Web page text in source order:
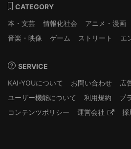
CATEGORY
本・文芸
情報化社会 アニメ・漫画
音楽・映像
ゲーム ストリート エ
SERVICE
KAI-YOUについて
お問い合わせ
広
ユーザー機能について
利用規約
プ
コンテンツポリシー
運営会社 採